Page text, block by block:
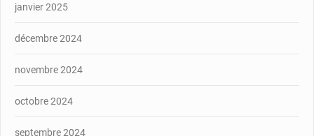
janvier 2025
décembre 2024
novembre 2024
octobre 2024
septembre 2024